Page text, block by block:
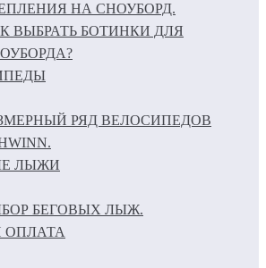
НА СНОУБОРД.
ВЫБРАТЬ БОТИНКИ ДЛЯ
РЯД ВЕЛОСИПЕДОВ
ЛЫЖИ
БЕГОВЫХ ЛЫЖ.
ОПЛАТА